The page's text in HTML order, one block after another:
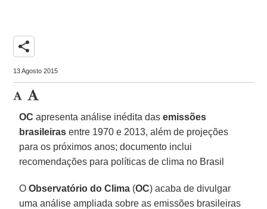
share
13 Agosto 2015
OC apresenta análise inédita dasemissões
brasileiras entre 1970 e 2013, além de projeções
para os próximos anos; documento inclui
recomendações para políticas de clima no Brasil
OObservatório do Clima (OC) acaba de divulgar
uma análise ampliada sobre as emissões brasileiras